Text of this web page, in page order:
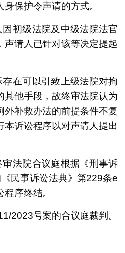
保护令声请的方式。
初级法院及中级法院法官
声请人已针对该等决定提起
在可以引致上级法院对拘
其他手段，故终审法院认为
外补救办法的前提条件不复
本诉讼程序以对声请人提出
法院合议庭根据《刑事诉
民事诉讼法典》第229条e
序终结。
2023号案的合议庭裁判。